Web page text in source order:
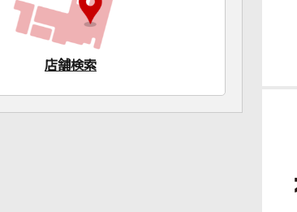
店舗検索